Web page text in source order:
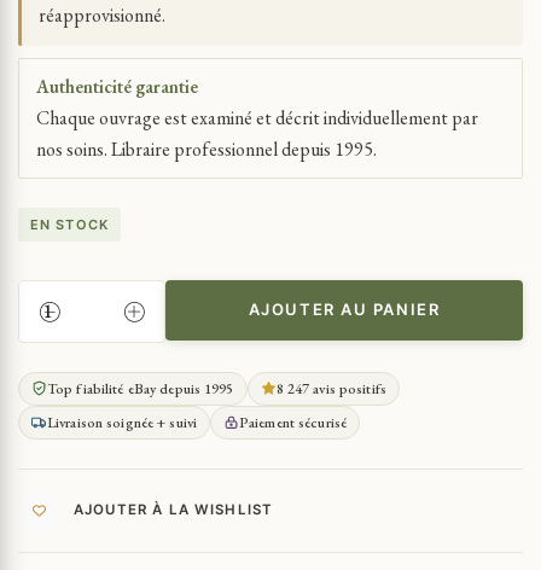
réapprovisionné.
Authenticité garantie
Chaque ouvrage est examiné et décrit individuellement par
nos soins. Libraire professionnel depuis 1995.
EN STOCK
QUANTITÉ
DE
GUERRE
14-
18
SECRETS
1914-
D'ABEL
AJOUTER AU PANIER
Top fiabilité eBay depuis 1995
8 247 avis positifs
Livraison soignée + suivi
Paiement sécurisé
AJOUTER À LA WISHLIST